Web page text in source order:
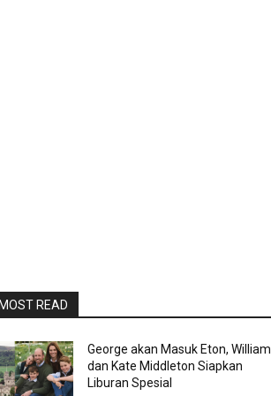
READ
George akan Masuk Eton, William
dan Kate Middleton Siapkan
Liburan Spesial